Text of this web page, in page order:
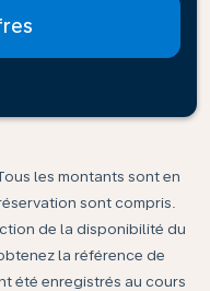
les montants sont en
sont compris.
de la disponibilité du
la référence de
été enregistrés au cours